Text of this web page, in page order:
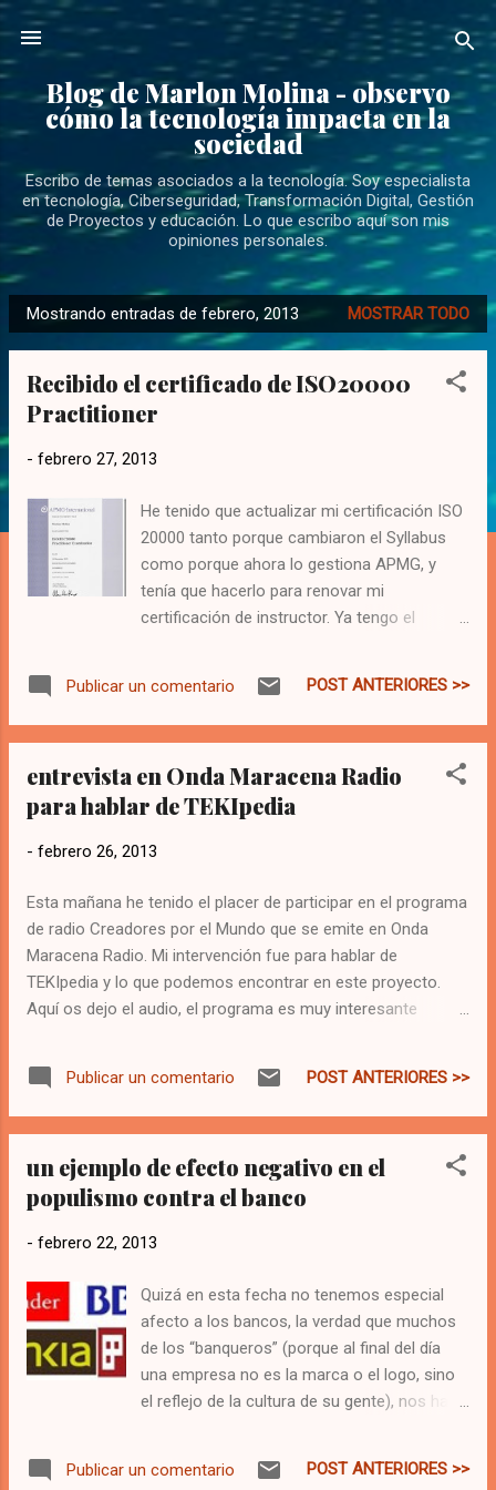
Ir al contenido principal
Blog de Marlon Molina - observo
cómo la tecnología impacta en la
sociedad
Escribo de temas asociados a la tecnología. Soy especialista
en tecnología, Ciberseguridad, Transformación Digital, Gestión
de Proyectos y educación. Lo que escribo aquí son mis
opiniones personales.
E
n
Mostrando entradas de febrero, 2013 MOSTRAR TODO
Recibido el certificado de ISO20000
Practitioner
- febrero 27, 2013
He tenido que actualizar mi certificación ISO
20000 tanto porque cambiaron el Syllabus
como porque ahora lo gestiona APMG, y
tenía que hacerlo para renovar mi
certificación de instructor. Ya tengo el
branding del Esquema de Certificación y por
ahora no están usando el co-branding de
secuencia del certificado ISO 20000 es el
número 1661, y de Practitiones el número
supuesto es con ámbito mundial, pero es un
También es verdad que son números de
registros y no aprobados, pero sigue siendo
un buen número y representando una
estupenda oportunidad para certificarse y
estar entre los primeros de tu región. Mi hija
seguiré su ejemplo: ¿Ya te planteaste tener
Publicar un comentario POST ANTERIORES >>
entrevista en Onda Maracena Radio
para hablar de TEKIpedia
- febrero 26, 2013
Esta mañana he tenido el placer de participar en el programa
de radio Creadores por el Mundo que se emite en Onda
Maracena Radio. Mi intervención fue para hablar de
TEKIpedia y lo que podemos encontrar en este proyecto.
Aquí os dejo el audio, el programa es muy interesante
todo, mi intervención está a partir del minuto 25:
Publicar un comentario POST ANTERIORES >>
un ejemplo de efecto negativo en el
populismo contra el banco
- febrero 22, 2013
Quizá en esta fecha no tenemos especial
afecto a los bancos, la verdad que muchos
de los “banqueros” (porque al final del día
una empresa no es la marca o el logo, sino
el reflejo de la cultura de su gente), nos han
hacemos para que simplemente exista un
Publicar un comentario POST ANTERIORES >>